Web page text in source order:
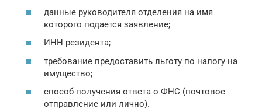
данные руководителя отделения на имя
которого подается заявление;
ИНН резидента;
требование предоставить льготу по налогу на
имущество;
способ получения ответа о ФНС (почтовое
отправление или лично).